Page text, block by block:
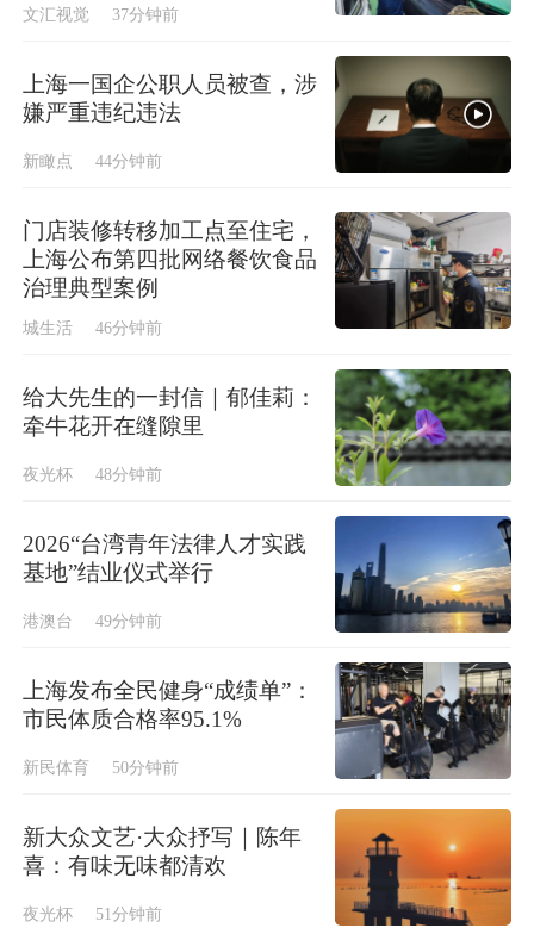
文汇视觉 37分钟前
上海一国企公职人员被查，涉
嫌严重违纪违法
新瞰点 44分钟前
门店装修转移加工点至住宅，
上海公布第四批网络餐饮食品
治理典型案例
城生活 46分钟前
给大先生的一封信｜郁佳莉：
牵牛花开在缝隙里
夜光杯 48分钟前
2026“台湾青年法律人才实践
基地”结业仪式举行
港澳台 49分钟前
上海发布全民健身“成绩单”：
市民体质合格率95.1%
新民体育 50分钟前
新大众文艺·大众抒写｜陈年
喜：有味无味都清欢
夜光杯 51分钟前